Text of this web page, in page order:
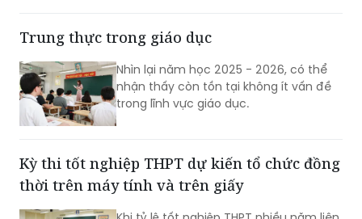
THPT, bởi đây là kỳ thi đánh giá chuẩn
không thể bỏ trống.
Trung thực trong giáo dục
Nhìn lại năm học 2025 - 2026, có thể
nhận thấy còn tồn tại không ít vấn đề
trong lĩnh vực giáo dục.
Kỳ thi tốt nghiệp THPT dự kiến tổ chức đồng
thời trên máy tính và trên giấy